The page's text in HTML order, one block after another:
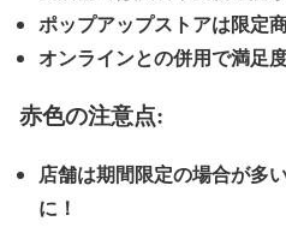
ポップアップストアは限定
オンラインとの併用で満足
赤色の注意点:
店舗は期間限定の場合が多
に！